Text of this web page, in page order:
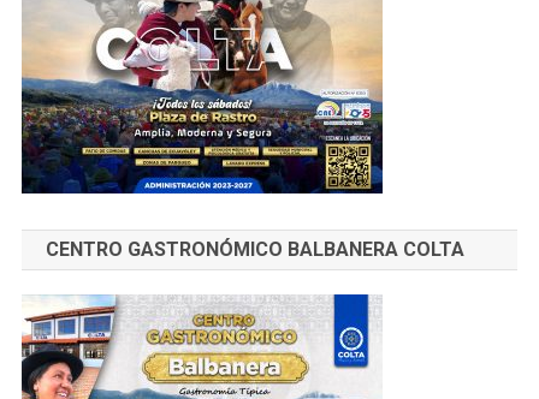
CENTRO GASTRONÓMICO BALBANERA COLTA